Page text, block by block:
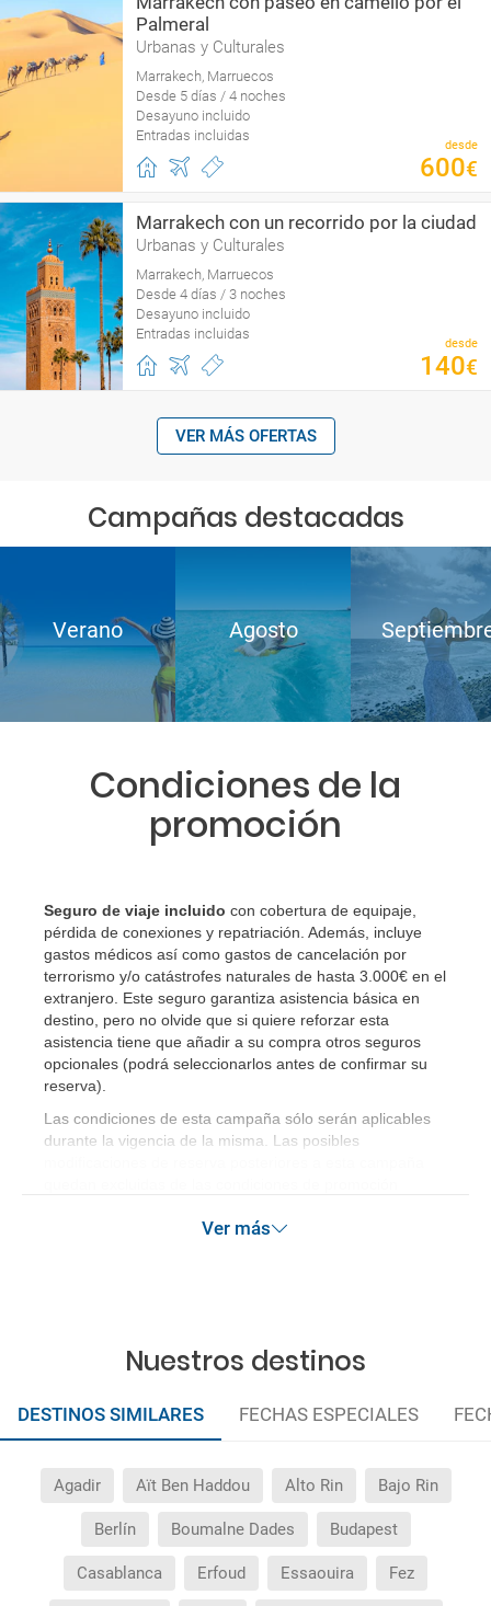
Palmeral
Urbanas y Culturales
Marrakech, Marruecos
Desde 5 días / 4 noches
Desayuno incluido
Entradas incluidas
desde
600€
Marrakech con un recorrido por la ciudad
Urbanas y Culturales
Marrakech, Marruecos
Desde 4 días / 3 noches
Desayuno incluido
Entradas incluidas
desde
140€
VER MÁS OFERTAS
Campañas destacadas
Verano Agosto
Condiciones de la
promoción
Seguro de viaje incluido con cobertura de equipaje,
pérdida de conexiones y repatriación. Además, incluye
gastos médicos así como gastos de cancelación por
terrorismo y/o catástrofes naturales de hasta 3.000€ en el
extranjero. Este seguro garantiza asistencia básica en
destino, pero no olvide que si quiere reforzar esta
asistencia tiene que añadir a su compra otros seguros
opcionales (podrá seleccionarlos antes de confirmar su
reserva)
Las condiciones de esta campaña sólo serán aplicables
durante la vigencia de la misma. Las posibles
Ver más
Nuestros destinos
DESTINOS SIMILARES FECHAS ESPECIALES
Agadir Aït Ben Haddou Alto Rin Bajo Rin
Berlín Boumalne Dades Budapest
Casablanca Erfoud Essaouira Fez